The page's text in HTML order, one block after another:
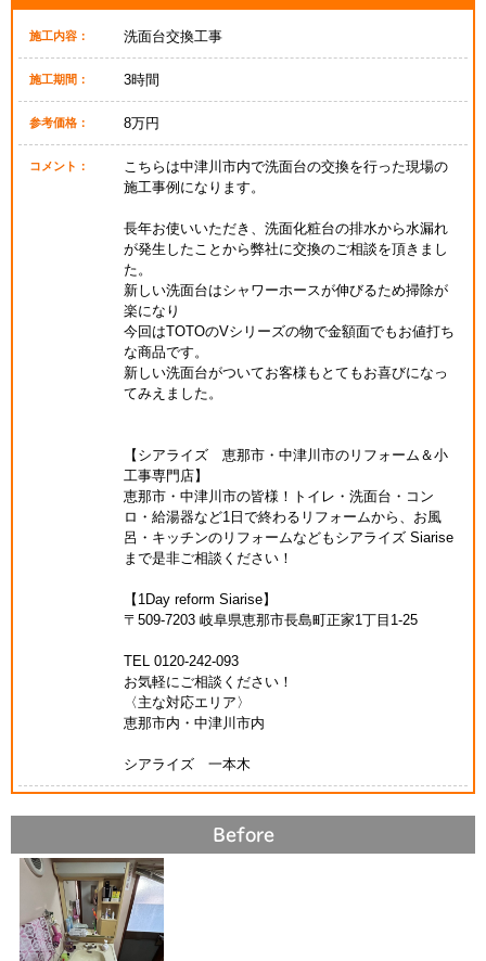
施工内容： 洗面台交換工事
施工期間： 3時間
参考価格： 8万円
コメント：
こちらは中津川市内で洗面台の交換を行った現場の
施工事例になります。
長年お使いいただき、洗面化粧台の排水から水漏れ
が発生したことから弊社に交換のご相談を頂きまし
た。
新しい洗面台はシャワーホースが伸びるため掃除が
楽になり
今回はTOTOのVシリーズの物で金額面でもお値打ち
な商品です。
新しい洗面台がついてお客様もとてもお喜びになっ
てみえました。
【シアライズ 恵那市・中津川市のリフォーム＆小
工事専門店】
恵那市・中津川市の皆様！トイレ・洗面台・コン
ロ・給湯器など1日で終わるリフォームから、お風
呂・キッチンのリフォームなどもシアライズ Siarise
まで是非ご相談ください！
【1Day reform Siarise】
〒509-7203 岐阜県恵那市長島町正家1丁目1-25
TEL 0120-242-093
お気軽にご相談ください！
〈主な対応エリア〉
恵那市内・中津川市内
シアライズ 一本木
Before